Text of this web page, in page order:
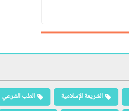
الشريعة الإسلامية الطب الشرعي